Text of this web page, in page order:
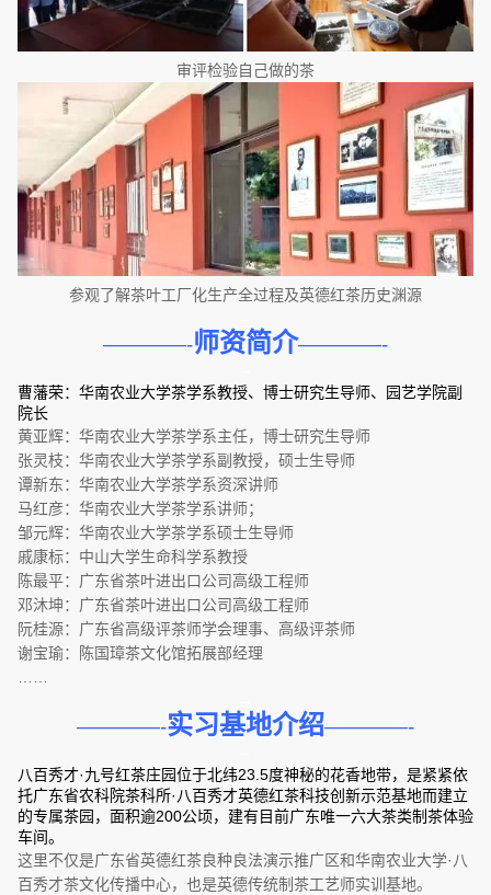
审评检验自己做的茶
参观了解茶叶工厂化生产全过程及英德红茶历史渊源
————-师资简介————-
曹藩荣：华南农业大学茶学系教授、博士研究生导师、园艺学院副
院长
黄亚辉：华南农业大学茶学系主任，博士研究生导师
张灵枝：华南农业大学茶学系副教授，硕士生导师
谭新东：华南农业大学茶学系资深讲师
马红彦：华南农业大学茶学系讲师；
邹元辉：华南农业大学茶学系硕士生导师
戚康标：中山大学生命科学系教授
陈最平：广东省茶叶进出口公司高级工程师
邓沐坤：广东省茶叶进出口公司高级工程师
阮桂源：广东省高级评茶师学会理事、高级评茶师
谢宝瑜：陈国璋茶文化馆拓展部经理
————-实习基地介绍————-
八百秀才·九号红茶庄园位于北纬23.5度神秘的花香地带，是紧紧依
托广东省农科院茶科所·八百秀才英德红茶科技创新示范基地而建立
的专属茶园，面积逾200公顷，建有目前广东唯一六大茶类制茶体验
车间。
这里不仅是广东省英德红茶良种良法演示推广区和华南农业大学·八
百秀才茶文化传播中心，也是英德传统制茶工艺师实训基地。